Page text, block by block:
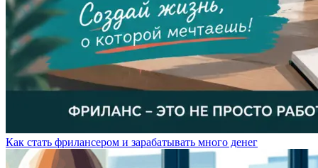
Как стать фрилансером и зарабатывать много денег